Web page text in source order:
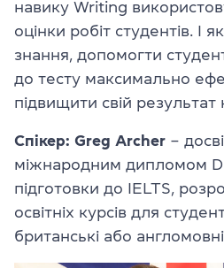
навику Writing
оцінки робіт студентів. І
знання, допомогти
до тесту максимально
підвищити свій результат
Спікер: Greg Archer –
міжнародним дипломом
підготовки до IELTS,
освітніх курсів для
британські або англомовні